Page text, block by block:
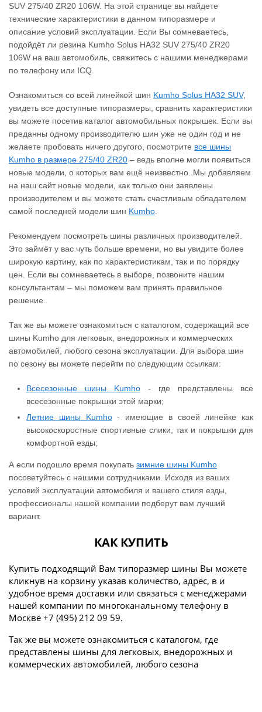
SUV 275/40 ZR20 106W. На этой странице вы найдете
технические характеристики в данном типоразмере и
описание условий эксплуатации. Если Вы сомневаетесь,
подойдёт ли резина Kumho Solus HA32 SUV 275/40 ZR20
106W на ваш автомобиль, свяжитесь с нашими менеджерами
по телефону или ICQ.
Ознакомиться со всей линейкой шин Kumho Solus HA32 SUV,
увидеть все доступные типоразмеры, сравнить характеристики
вы можете посетив каталог автомобильных покрышек. Если вы
преданны одному производителю шин уже не один год и не
желаете пробовать ничего другого, посмотрите все шины
Kumho в размере 275/40 ZR20 – ведь вполне могли появиться
новые модели, о которых вам ещё неизвестно. Мы добавляем
на наш сайт новые модели, как только они заявлены
производителем и вы можете стать счастливым обладателем
самой последней модели шин Kumho.
Рекомендуем посмотреть шины различных производителей.
Это займёт у вас чуть больше времени, но вы увидите более
широкую картину, как по характеристикам, так и по порядку
цен. Если вы сомневаетесь в выборе, позвоните нашим
консультантам – мы поможем вам принять правильное
решение.
Так же вы можете ознакомиться с каталогом, содержащий все
шины Kumho для легковых, внедорожных и коммерческих
автомобилей, любого сезона эксплуатации. Для выбора шин
по сезону вы можете перейти по следующим ссылкам:
Всесезонные шины Kumho - где представлены все
всесезонные покрышки этой марки;
Летние шины Kumho- имеющие в своей линейке как
высокоскоростные спортивные слики, так и покрышки для
комфортной езды;
А если подошло время покупать зимние шины Kumho
посоветуйтесь с нашими сотрудниками. Исходя из ваших
условий эксплуатации автомобиля и вашего стиля езды,
профессионалы нашей компании подберут вам лучший
вариант.
КАК КУПИТЬ
Купить подходящий Вам типоразмер шины Вы можете
кликнув на корзину указав количество, адрес, в и
удобное время доставки или связаться с менеджерами
нашей компании по многоканальному телефону в
Москве +7 (495) 212 09 59.
Так же вы можете ознакомиться с каталогом, где
представлены шины для легковых, внедорожных и
коммерческих автомобилей, любого сезона